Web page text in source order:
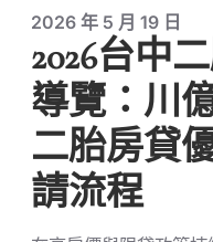
2026 年 5 月 19 日
2026台中
導覽：川
二胎房貸
請流程